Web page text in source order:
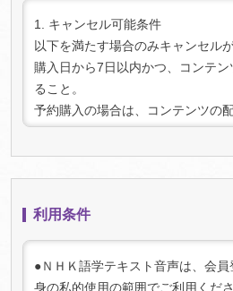
1. キャンセル可能条件
以下を満たす場合のみキャンセル
購入日から7日以内かつ、コンテ
ること。
予約購入の場合は、コンテンツの
入時点で予約であっても、配信後
合はキャンセルできません）
とを確認の上、「マイページ」（
の「マイコンテンツ一 覧」より該
続きください。キャンセルが承認
行います。
利用条件
●ＮＨＫ語学テキスト音声は、会
身の私的使用の範囲でご利用くださ